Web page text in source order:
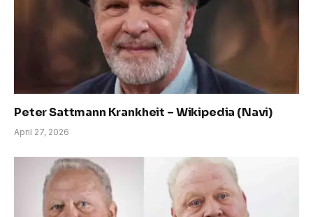
Peter Sattmann Krankheit – Wikipedia (Navi)
April 27, 2026